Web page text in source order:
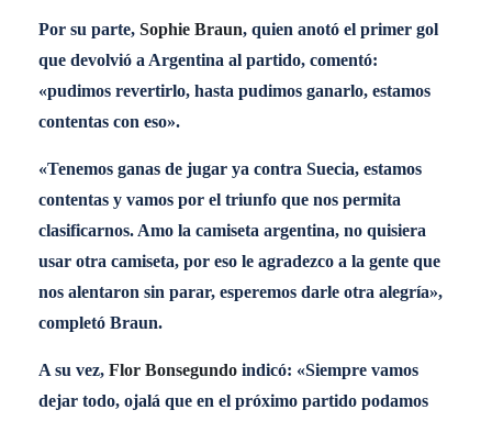
Por su parte, Sophie Braun, quien anotó el primer gol
que devolvió a Argentina al partido, comentó:
«pudimos revertirlo, hasta pudimos ganarlo, estamos
contentas con eso».
«Tenemos ganas de jugar ya contra Suecia, estamos
contentas y vamos por el triunfo que nos permita
clasificarnos. Amo la camiseta argentina, no quisiera
usar otra camiseta, por eso le agradezco a la gente que
nos alentaron sin parar, esperemos darle otra alegría»,
completó Braun.
A su vez, Flor Bonsegundo indicó: «Siempre vamos
dejar todo, ojalá que en el próximo partido podamos